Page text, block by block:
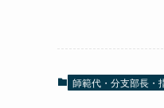
師範代・分支部長・